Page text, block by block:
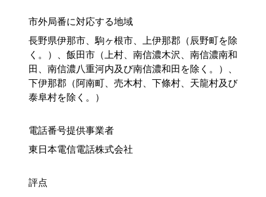
市外局番に対応する地域
長野県伊那市、駒ヶ根市、上伊那郡（辰野町を除
く。）、飯田市（上村、南信濃木沢、南信濃南和
田、南信濃八重河内及び南信濃和田を除く。）、
下伊那郡（阿南町、売木村、下條村、天龍村及び
泰阜村を除く。）
電話番号提供事業者
東日本電信電話株式会社
評点